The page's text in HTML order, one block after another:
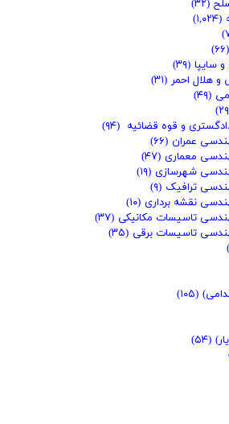
(۳۲)
(۱,۰۲۴)
(۶۶)
سایپا (۳۹)
هلال احمر (۳۱)
(۴۹)
و قوه قضائیه (۹۴)
عمران (۶۶)
معماری (۴۷)
شهرسازی (۱۹)
ترافیک (۹)
نقشه برداری (۱۰)
تاسیسات مکانیکی (۳۷)
تاسیسات برقی (۳۵)
(۱۰۵)
(۵۴)